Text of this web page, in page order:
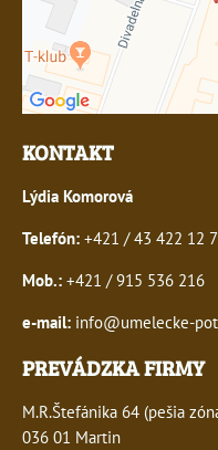
KONTAKT
Lýdia Komorová
Telefón: +421 / 43 422 12
Mob.: +421 / 915 536 216
e-mail: info@umelecke-
PREVÁDZKA FIRMY
M.R.Štefánika 64 (pešia
036 01 Martin